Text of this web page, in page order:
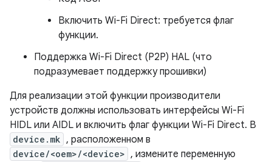
Включить Wi-Fi Direct: требуется флаг
функции.
Поддержка Wi-Fi Direct (P2P) HAL (что
подразумевает поддержку прошивки)
Для реализации этой функции производители
устройств должны использовать интерфейсы Wi-Fi
HIDL или AIDL и включить флаг функции Wi-Fi Direct. В
device.mk , расположенном в
device/<oem>/<device> , измените переменную